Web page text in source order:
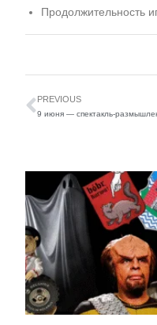
Продолжительность
PREVIOUS
9 июня — спектакль-